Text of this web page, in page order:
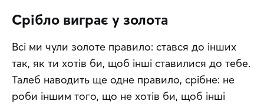
Срібло виграє у золота
Всі ми чули золоте правило: стався до інших
так, як ти хотів би, щоб інші ставилися до тебе.
Талеб наводить ще одне правило, срібне: не
роби іншим того, що не хотів би, щоб інші